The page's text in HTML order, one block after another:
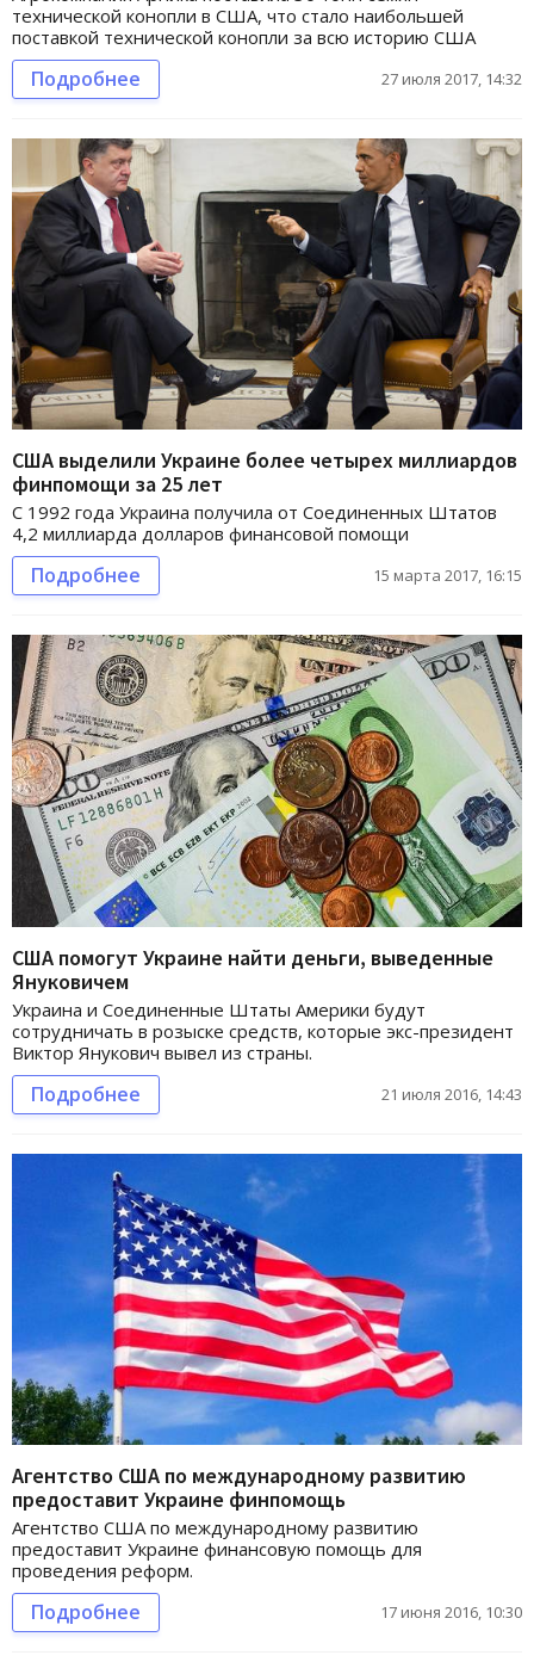
технической конопли в США, что стало наибольшей
поставкой технической конопли за всю историю США
Подробнее 27 июля 2017, 14:32
США выделили Украине более четырех миллиардов
финпомощи за 25 лет
С 1992 года Украина получила от Соединенных Штатов
4,2 миллиарда долларов финансовой помощи
Подробнее 15 марта 2017, 16:15
США помогут Украине найти деньги, выведенные
Януковичем
Украина и Соединенные Штаты Америки будут
сотрудничать в розыске средств, которые экс-президент
Виктор Янукович вывел из страны.
Подробнее 21 июля 2016, 14:43
Агентство США по международному развитию
предоставит Украине финпомощь
Агентство США по международному развитию
предоставит Украине финансовую помощь для
проведения реформ.
Подробнее 17 июня 2016, 10:30